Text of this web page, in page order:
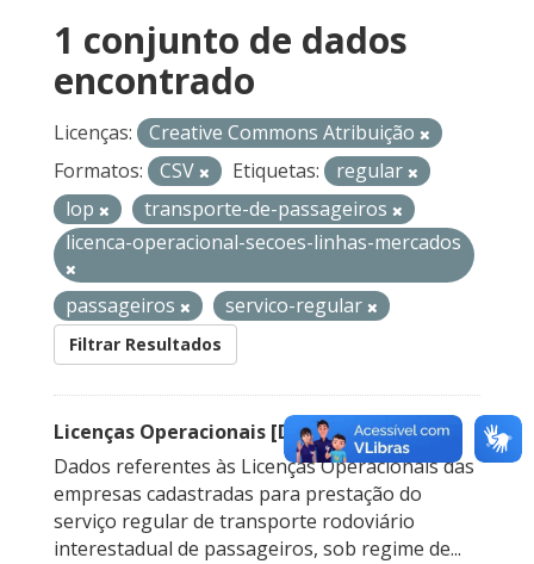
1 conjunto de dados
encontrado
Licenças:
Creative Commons Atribuição
Formatos:
CSV Etiquetas:
regular
lop
transporte-de-passageiros
licenca-operacional-secoes-linhas-mercados
passageiros servico-regular
Filtrar Resultados
Licenças Operacionais [Descontinuado]
Dados referentes às Licenças Operacionais das
empresas cadastradas para prestação do
serviço regular de transporte rodoviário
interestadual de passageiros, sob regime de...